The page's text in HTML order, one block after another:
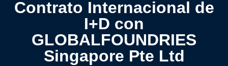
Contrato Internacional de
I+D con
GLOBALFOUNDRIES
Singapore Pte Ltd